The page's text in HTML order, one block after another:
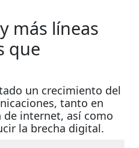
más líneas
que
un crecimiento del
tanto en
internet, así como
la brecha digital.